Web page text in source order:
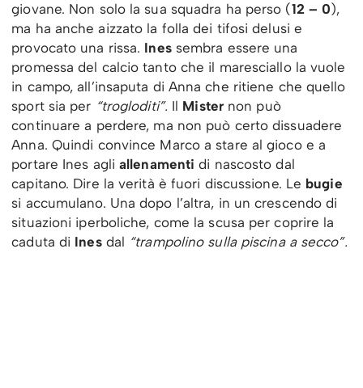
giovane. Non solo la sua squadra ha perso (12 – 0),
ma ha anche aizzato la folla dei tifosi delusi e
provocato una rissa. Inessembra essere una
promessa del calcio tanto che il maresciallo la vuole
in campo, all’insaputa di Anna che ritiene che quello
sport sia per “trogloditi”. Il Mister non può
continuare a perdere, ma non può certo dissuadere
Anna. Quindi convince Marco a stare al gioco e a
portare Ines agliallenamentidi nascosto dal
capitano. Dire la verità è fuori discussione. Le bugie
si accumulano. Una dopo l’altra, in un crescendo di
situazioni iperboliche, come la scusa per coprire la
caduta di Ines dal “trampolino sulla piscina a secco”.